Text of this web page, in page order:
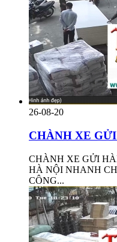
26-08-20
CHÀNH XE
CHÀNH XE GỬI
HÀ NỘI NHANH
CÔNG...